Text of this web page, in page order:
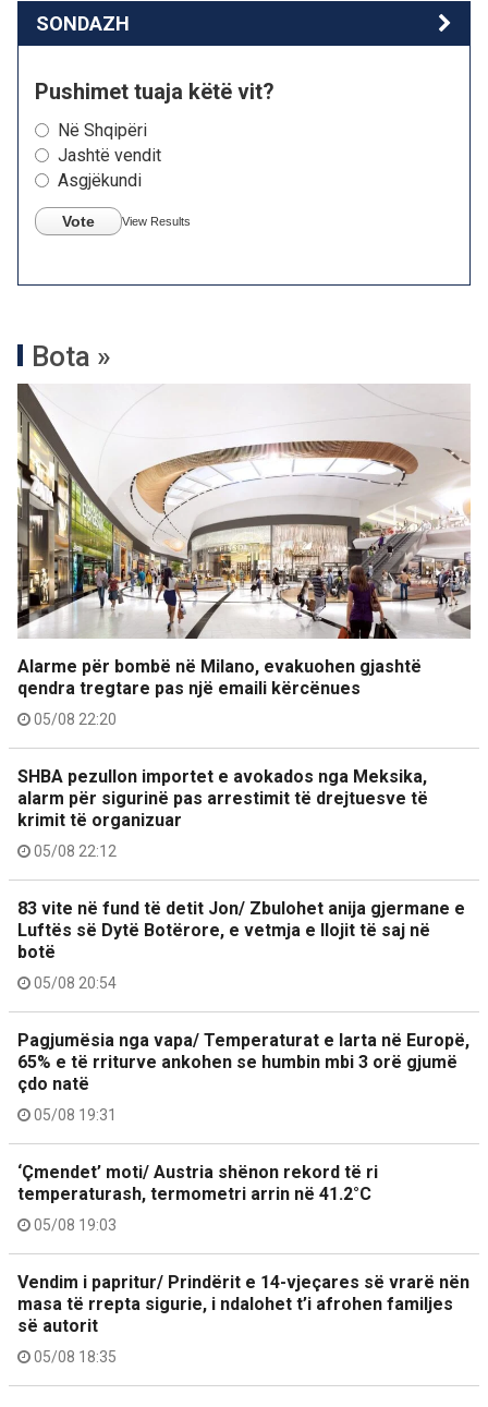
SONDAZH
Pushimet tuaja këtë vit?
Në Shqipëri
Jashtë vendit
Asgjëkundi
Vote View Results
Bota »
Alarme për bombë në Milano, evakuohen gjashtë
qendra tregtare pas një emaili kërcënues
05/08 22:20
SHBA pezullon importet e avokados nga Meksika,
alarm për sigurinë pas arrestimit të drejtuesve të
krimit të organizuar
05/08 22:12
83 vite në fund të detit Jon/ Zbulohet anija gjermane e
Luftës së Dytë Botërore, e vetmja e llojit të saj në
botë
05/08 20:54
Pagjumësia nga vapa/ Temperaturat e larta në Europë,
65% e të rriturve ankohen se humbin mbi 3 orë gjumë
çdo natë
05/08 19:31
‘Çmendet’ moti/ Austria shënon rekord të ri
temperaturash, termometri arrin në 41.2°C
05/08 19:03
Vendim i papritur/ Prindërit e 14-vjeçares së vrarë nën
masa të rrepta sigurie, i ndalohet t’i afrohen familjes
së autorit
05/08 18:35